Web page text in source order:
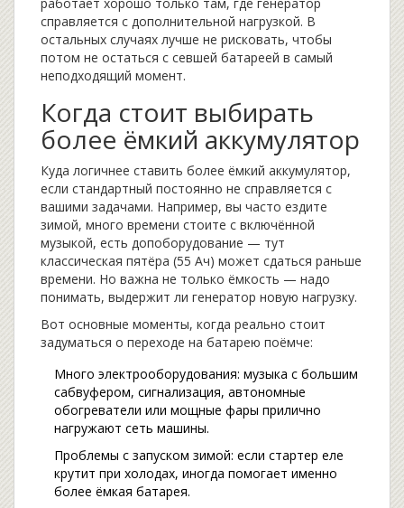
справляется с дополнительной нагрузкой. В
остальных случаях лучше не рисковать, чтобы
потом не остаться с севшей батареей в самый
неподходящий момент.
Когда стоит выбирать
более ёмкий аккумулятор
Куда логичнее ставить более ёмкий аккумулятор,
если стандартный постоянно не справляется с
вашими задачами. Например, вы часто ездите
зимой, много времени стоите с включённой
музыкой, есть допоборудование — тут
классическая пятёра (55 Ач) может сдаться раньше
времени. Но важна не только ёмкость — надо
понимать, выдержит ли генератор новую нагрузку.
Вот основные моменты, когда реально стоит
задуматься о переходе на батарею поёмче:
Много электрооборудования: музыка с большим
сабвуфером, сигнализация, автономные
обогреватели или мощные фары прилично
нагружают сеть машины.
Проблемы с запуском зимой: если стартер еле
крутит при холодах, иногда помогает именно
более ёмкая батарея.